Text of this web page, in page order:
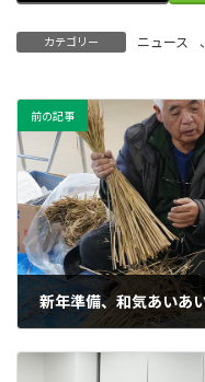
カテゴリー ニュース 、
前の記事
新年準備、和気あいあ